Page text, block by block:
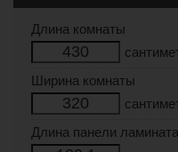
Длина комнаты
Ширина комнаты
Длина панели ламината